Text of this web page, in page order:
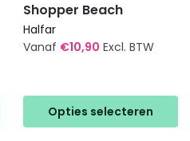
Shopper Beach
Halfar
Vanaf €10,90 Excl. BTW
Opties selecteren
product
heeft
meerdere